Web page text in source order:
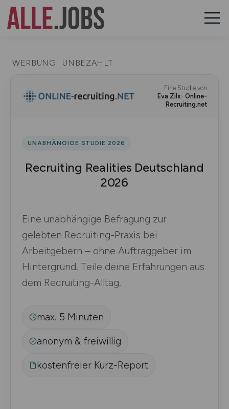
WERBUNG · UNBEZAHLT
Eine Studie von
Eva Zils · Online-
Recruiting.net
UNABHÄNGIGE STUDIE 2026
Recruiting Realities Deutschland
2026
Eine unabhängige Befragung zur
gelebten Recruiting-Praxis bei
Arbeitgebern – ohne Auftraggeber im
Hintergrund. Teile deine Erfahrungen aus
dem Recruiting-Alltag.
max. 5 Minuten
anonym & freiwillig
kostenfreier Kurz-Report